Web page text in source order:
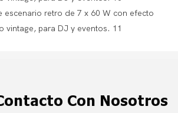
Con Nosotros